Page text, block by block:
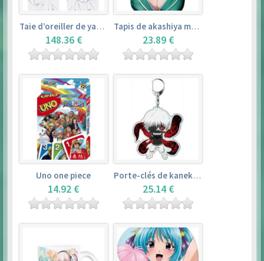
Taie d’oreiller de yamada elf – eromanga sensei
148.36 €
Tapis de akashiya moka – rosario + vampire
23.89 €
Uno one piece
14.92 €
Porte-clés de kaneki ken – tokyo ghoul
25.14 €